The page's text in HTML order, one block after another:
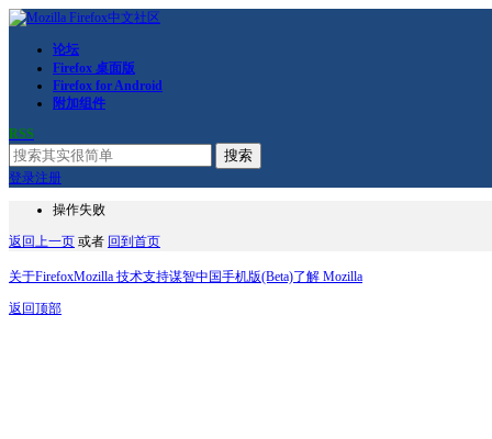
论坛
Firefox 桌面版
Firefox for Android
附加组件
RSS
搜索
登录注册
操作失败
返回上一页 或者 回到首页
关于FirefoxMozilla 技术支持谋智中国手机版(Beta)了解 Mozilla
返回顶部